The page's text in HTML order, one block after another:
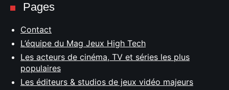
Pages
Contact
L’équipe du Mag Jeux High Tech
Les acteurs de cinéma, TV et séries les plus
populaires
Les éditeurs & studios de jeux vidéo majeurs